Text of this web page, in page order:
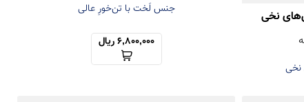
نخی جنس لَخت با تن‌خورِ عالی
6,800,000 ریال